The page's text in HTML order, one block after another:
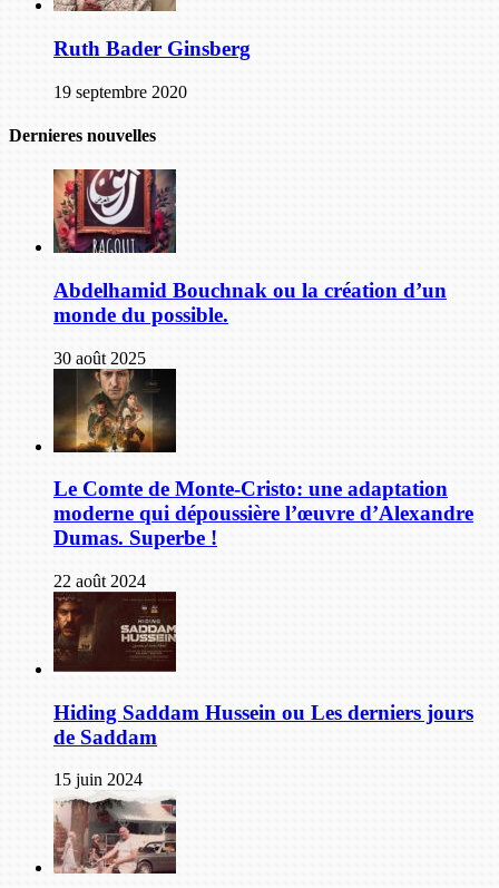
Ruth Bader Ginsberg
19 septembre 2020
Dernieres nouvelles
Abdelhamid Bouchnak ou la création d’un
monde du possible.
30 août 2025
Le Comte de Monte-Cristo: une adaptation
moderne qui dépoussière l’œuvre d’Alexandre
Dumas. Superbe !
22 août 2024
Hiding Saddam Hussein ou Les derniers jours
de Saddam
15 juin 2024